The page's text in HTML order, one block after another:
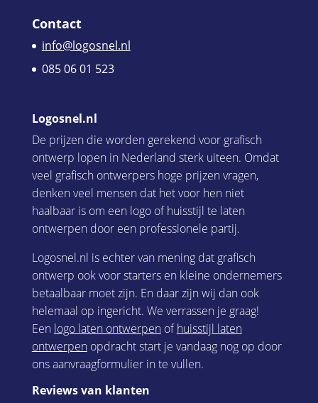
Contact
info@logosnel.nl
085 06 01 523
Logosnel.nl
De prijzen die worden gerekend voor grafisch
ontwerp lopen in Nederland sterk uiteen. Omdat
veel grafisch ontwerpers hoge prijzen vragen,
denken veel mensen dat het voor hen niet
haalbaar is om een logo of huisstijl te laten
ontwerpen door een professionele partij.
Logosnel.nl is echter van mening dat grafisch
ontwerp ook voor starters en kleine ondernemers
betaalbaar moet zijn. En daar zijn wij dan ook
helemaal op ingericht. We verrassen je graag!
Een logo laten ontwerpenofhuisstijl laten
ontwerpenopdracht start je vandaag nog op door
ons aanvraagformulier in te vullen.
Reviews van klanten